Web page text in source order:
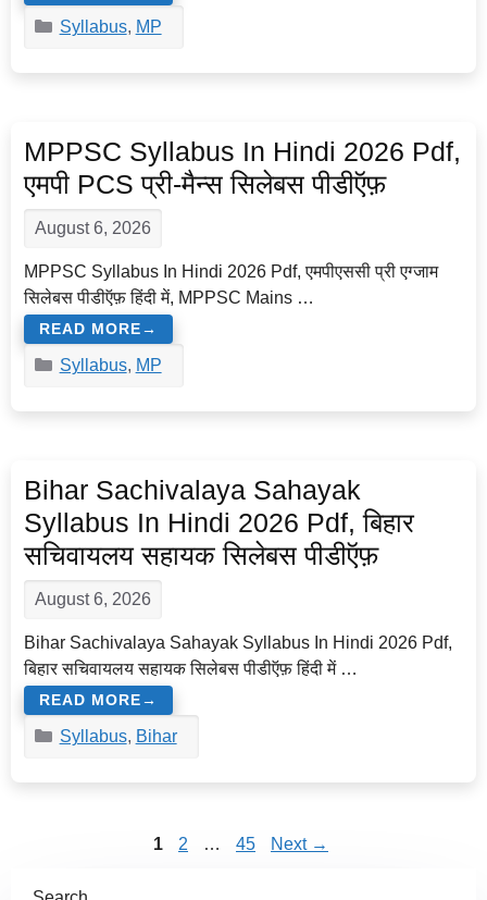
Categories
Syllabus, MP
MPPSC Syllabus In Hindi 2026 Pdf,
एमपी PCS प्री-मैन्स सिलेबस पीडीऍफ़
August 6, 2026
MPPSC Syllabus In Hindi 2026 Pdf, एमपीएससी प्री एग्जाम
सिलेबस पीडीऍफ़ हिंदी में, MPPSC Mains …
READ MORE
Categories
Syllabus, MP
Bihar Sachivalaya Sahayak
Syllabus In Hindi 2026 Pdf, बिहार
सचिवायलय सहायक सिलेबस पीडीऍफ़
August 6, 2026
Bihar Sachivalaya Sahayak Syllabus In Hindi 2026 Pdf,
बिहार सचिवायलय सहायक सिलेबस पीडीऍफ़ हिंदी में …
READ MORE
Categories
Syllabus, Bihar
Page
1 Page
2 … Page
45 Next →